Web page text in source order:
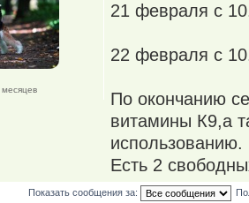
21 февраля с
22 февраля с
По окончанию
витамины К9,а
использованию.
Есть 2
Показать сообщения за: